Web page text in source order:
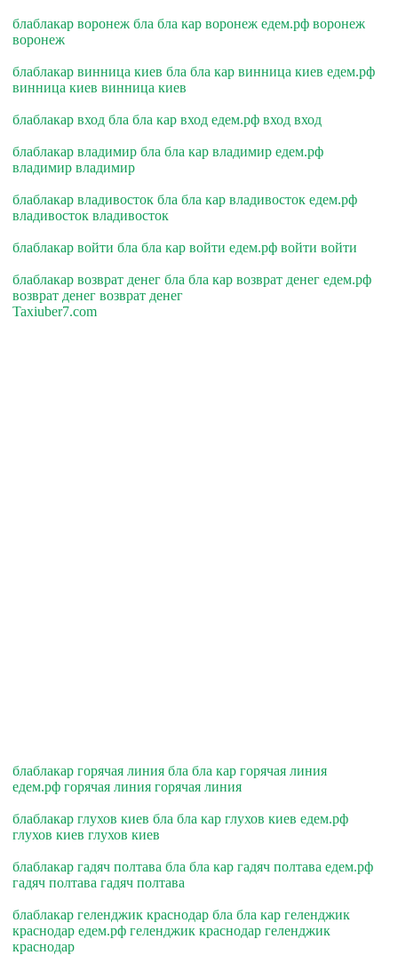
блаблакар воронеж бла бла кар воронеж едем.рф воронеж
воронеж
блаблакар винница киев бла бла кар винница киев едем.рф
винница киев винница киев
блаблакар вход бла бла кар вход едем.рф вход вход
блаблакар владимир бла бла кар владимир едем.рф
владимир владимир
блаблакар владивосток бла бла кар владивосток едем.рф
владивосток владивосток
блаблакар войти бла бла кар войти едем.рф войти войти
блаблакар возврат денег бла бла кар возврат денег едем.рф
возврат денег возврат денег
Taxiuber7.com
блаблакар горячая линия бла бла кар горячая линия
едем.рф горячая линия горячая линия
блаблакар глухов киев бла бла кар глухов киев едем.рф
глухов киев глухов киев
блаблакар гадяч полтава бла бла кар гадяч полтава едем.рф
гадяч полтава гадяч полтава
блаблакар геленджик краснодар бла бла кар геленджик
краснодар едем.рф геленджик краснодар геленджик
краснодар